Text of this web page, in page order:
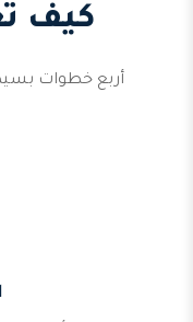
كيف
أربع خطوات